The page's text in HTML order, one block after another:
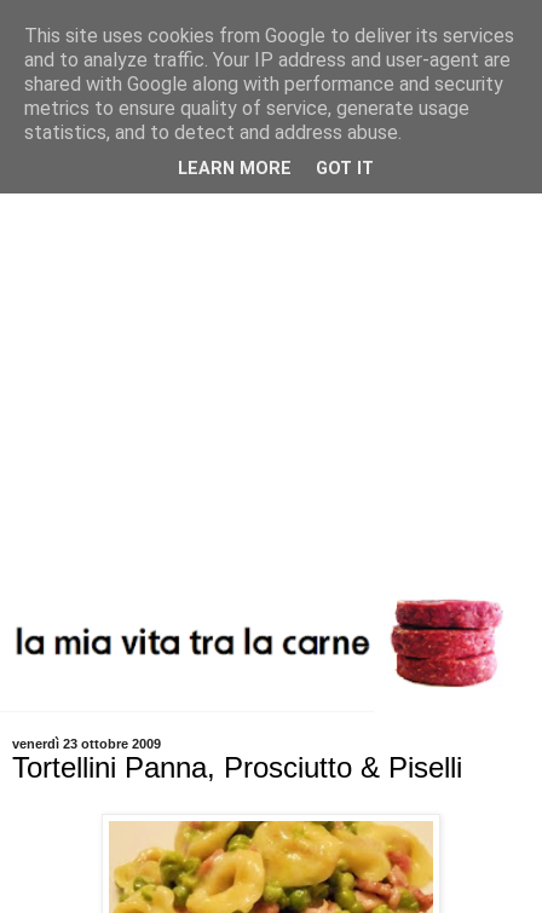
venerdì 23 ottobre 2009
Tortellini Panna, Prosciutto & Piselli
This site uses cookies from Google to deliver its services
and to analyze traffic. Your IP address and user-agent are
shared with Google along with performance and security
metrics to ensure quality of service, generate usage
statistics, and to detect and address abuse.
LEARN MORE GOT IT